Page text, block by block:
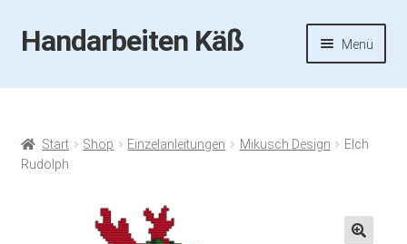
Zur
Navigation
Zum
Inhalt
Handarbeiten Käß Menü
Startseite
Aktuelles
Start Shop Einzelanleitungen Mikusch Design
Elch
Rudolph